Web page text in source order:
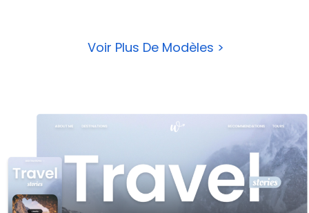
Voir Plus De Modèles >